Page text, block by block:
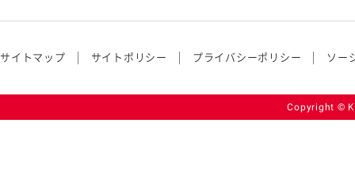
サイトマップ サイトポリシー プライバシーポリシー ソー
Copyright ©